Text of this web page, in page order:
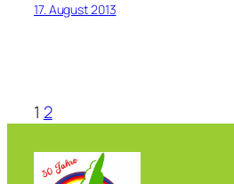
17. August 2013
1 2